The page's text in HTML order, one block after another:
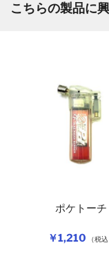
こちらの製品に
￥1,210 （税込
ポケトーチ